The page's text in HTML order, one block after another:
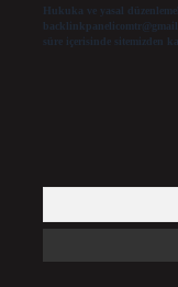
Hukuka ve yasal
süre içerisinde sitemizden